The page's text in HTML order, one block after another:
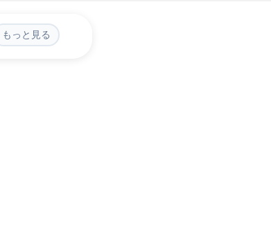
もっと見る